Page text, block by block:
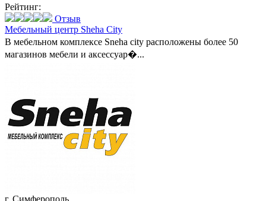
Рейтинг:
Отзыв
Мебельный центр Sheha City
В мебельном комплексе Sneha city расположены более 50
магазинов мебели и аксессуар�...
г. Симферополь